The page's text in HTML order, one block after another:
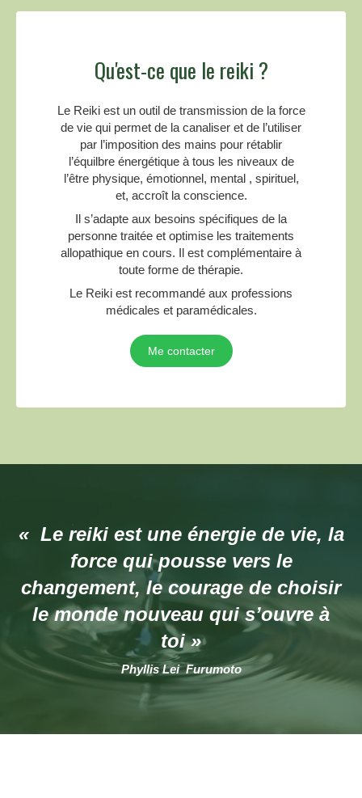
Qu'est-ce que le reiki ?
Le Reiki est un outil de transmission de la force
de vie qui permet de la canaliser et de l’utiliser
par l’imposition des mains pour rétablir
l’équilbre énergétique à tous les niveaux de
l’être physique, émotionnel, mental , spirituel,
et, accroît la conscience.
Il s’adapte aux besoins spécifiques de la
personne traitée et optimise les traitements
allopathique en cours. Il est complémentaire à
toute forme de thérapie.
Le Reiki est recommandé aux professions
médicales et paramédicales.
Me contacter
« Le reiki est une énergie de vie, la
force qui pousse vers le
changement, le courage de choisir
le monde nouveau qui s’ouvre à
toi »
Phyllis Lei Furumoto